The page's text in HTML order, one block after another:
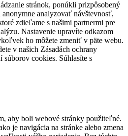
stránok, ponúkli prizpôsobený
analyzovať návštevnosť,
zdieľame s našimi partnermi pre
Nastavenie upravíte odkazom
ho môžete zmeniť v päte webu.
v našich Zásadách ochrany
cookies. Súhlasíte s
aby boli webové stránky použiteľné.
je navigácia na stránke alebo zmena